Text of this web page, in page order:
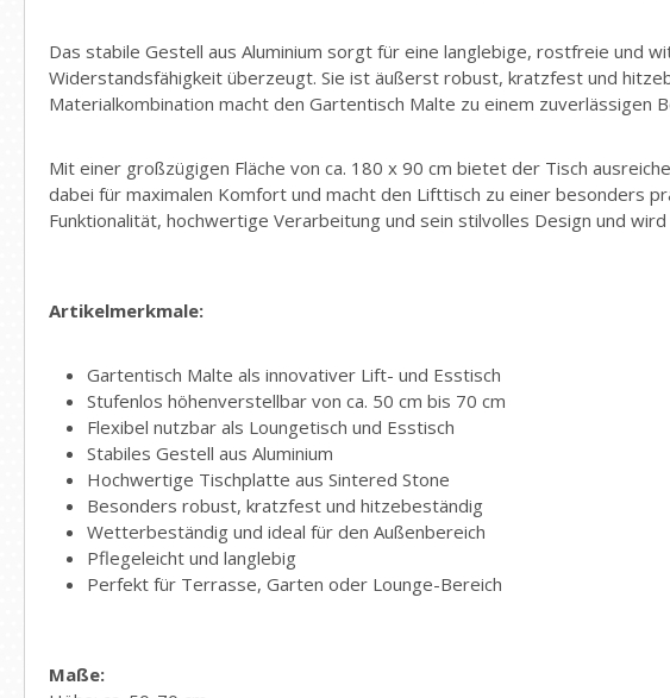
Das stabile Gestell aus Aluminium sorgt für eine langlebige, rostfreie und
Widerstandsfähigkeit überzeugt. Sie ist äußerst robust, kratzfest und
Materialkombination macht den Gartentisch Malte zu einem zuverlässigen
Mit einer großzügigen Fläche von ca. 180 x 90 cm bietet der Tisch
dabei für maximalen Komfort und macht den Lifttisch zu einer besonders
Funktionalität, hochwertige Verarbeitung und sein stilvolles Design und
Artikelmerkmale:
Gartentisch Malte als innovativer Lift- und Esstisch
Stufenlos höhenverstellbar von ca. 50 cm bis 70 cm
Flexibel nutzbar als Loungetisch und Esstisch
Stabiles Gestell aus Aluminium
Hochwertige Tischplatte aus Sintered Stone
Besonders robust, kratzfest und hitzebeständig
Wetterbeständig und ideal für den Außenbereich
Pflegeleicht und langlebig
Perfekt für Terrasse, Garten oder Lounge-Bereich
Maße: